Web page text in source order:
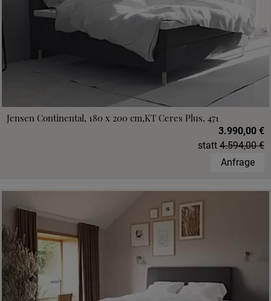
Jensen Continental, 180 x 200 cm,KT Ceres Plus, 471
3.990,00 €
statt 4.594,00 €
Anfrage